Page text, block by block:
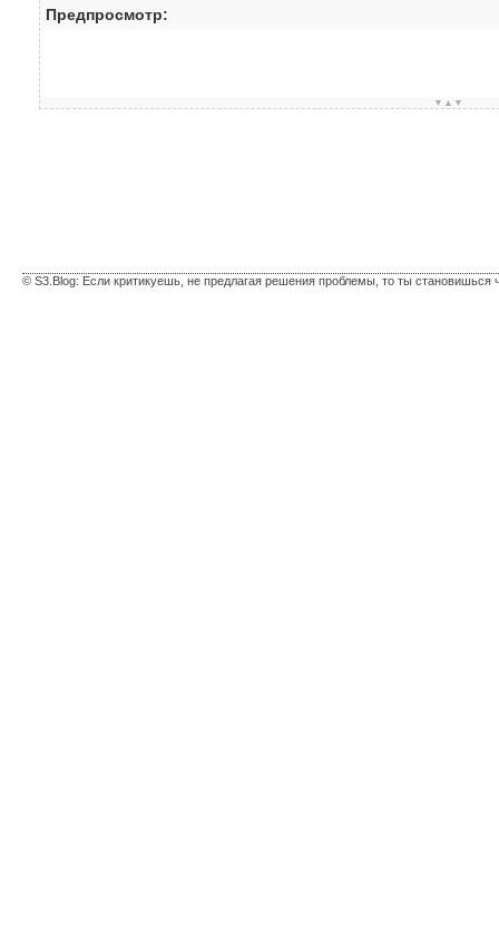
Предпросмотр:
▼▲▼
© S3.Blog: Если критикуешь, не предлагая решения проблемы, то ты становишься